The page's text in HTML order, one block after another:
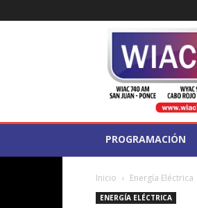
PROGRAMACIÓN
Inicio Energía Eléctrica
ENERGÍA ELÉCTRICA